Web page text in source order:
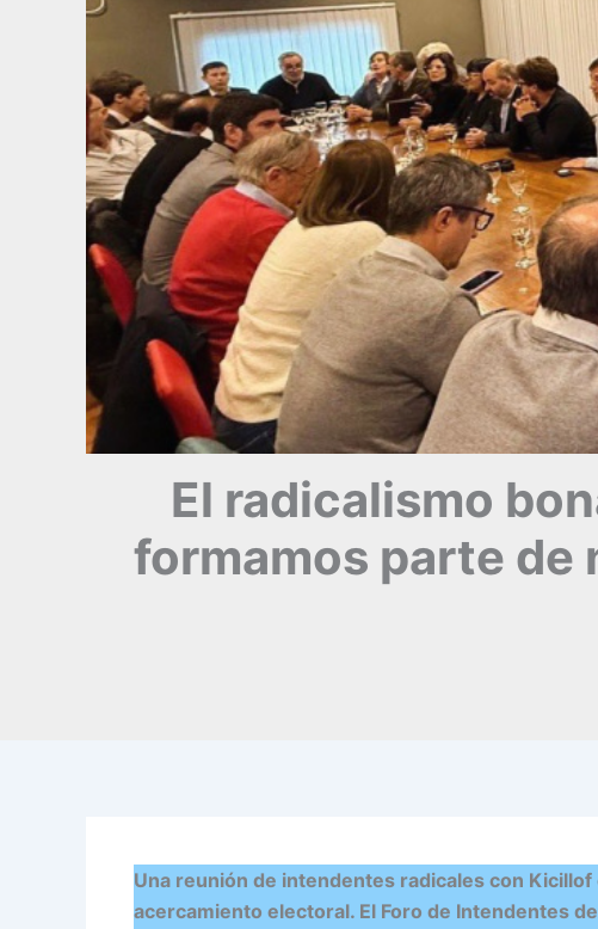
El radicalismo
formamos parte
Una reunión de intendentes radicales con
acercamiento electoral. El Foro de Intendentes